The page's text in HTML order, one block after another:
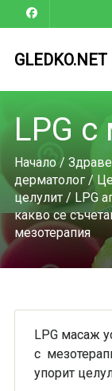
GLEDKO.NET
LPG с
Начало/ Здраве
дерматолог/
целулит/ LPG
какво се
мезотерапия
LPG масаж
с
упорит